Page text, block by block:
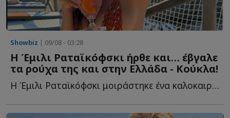
Showbiz | 09/08 - 03:28
Η Έμιλι Ραταϊκόφσκι ήρθε και… έβγαλε
τα ρούχα της και στην Ελλάδα - Κούκλα!
Η Έμιλι Ραταϊκόφσκι μοιράστηκε ένα καλοκαιρινό άλμπουμ γ...